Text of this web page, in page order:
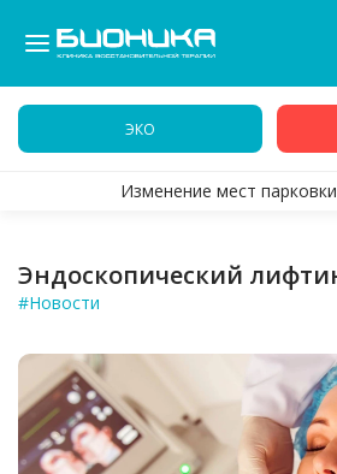
ЭКО
Изменение мест
Эндоскопический
#Новости